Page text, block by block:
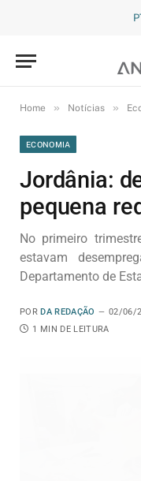
Home » Notícias »
ECONOMIA
Jordânia:
pequena
No primeiro
estavam
Departamento de
POR DA REDAÇÃO 02/06/
1 MIN DE LEITURA